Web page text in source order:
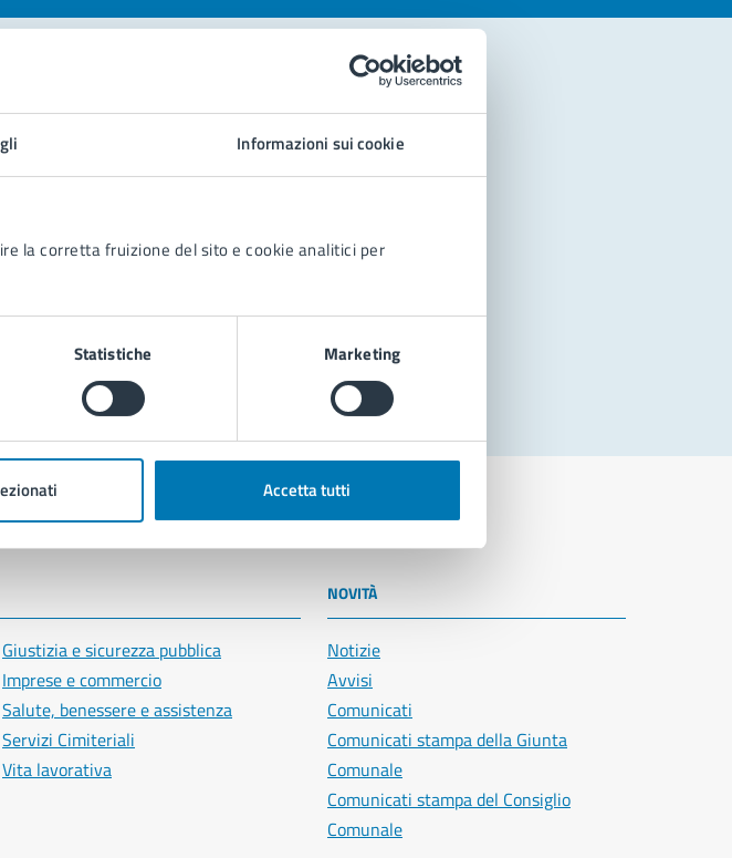
Informazioni sui cookie
la corretta fruizione del sito e cookie analitici per
Statistiche Marketing
Accetta tutti
Giustizia e sicurezza pubblica
Imprese e commercio
Salute, benessere e assistenza
Servizi Cimiteriali
Vita lavorativa
NOVITÀ
Notizie
Avvisi
Comunicati
Comunicati stampa della Giunta
Comunale
Comunicati stampa del Consiglio
Comunale